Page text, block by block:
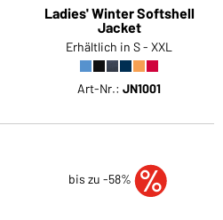
Ladies' Winter Softshell
Jacket
Erhältlich in S - XXL
Art-Nr.: JN1001
bis zu -58%